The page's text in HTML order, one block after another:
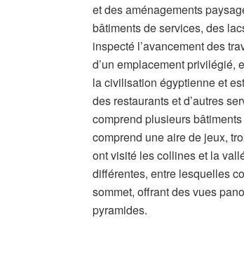
et des aménagements
bâtiments de services, des
inspecté l’avancement des
d’un emplacement privilégié,
la civilisation égyptienne et
des restaurants et d’autres
comprend plusieurs
comprend une aire de jeux,
ont visité les collines et la
différentes, entre lesquelles
sommet, offrant des vues
pyramides.